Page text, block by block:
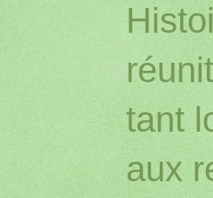
tant
aux